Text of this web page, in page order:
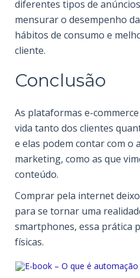
diferentes tipos de
mensurar o desempenho
hábitos de consumo e
cliente.
Conclusão
As plataformas e-
vida tanto dos clientes
e elas podem contar com o
marketing, como as que
conteúdo.
Comprar pela internet
para se tornar uma
smartphones, essa prática
físicas.